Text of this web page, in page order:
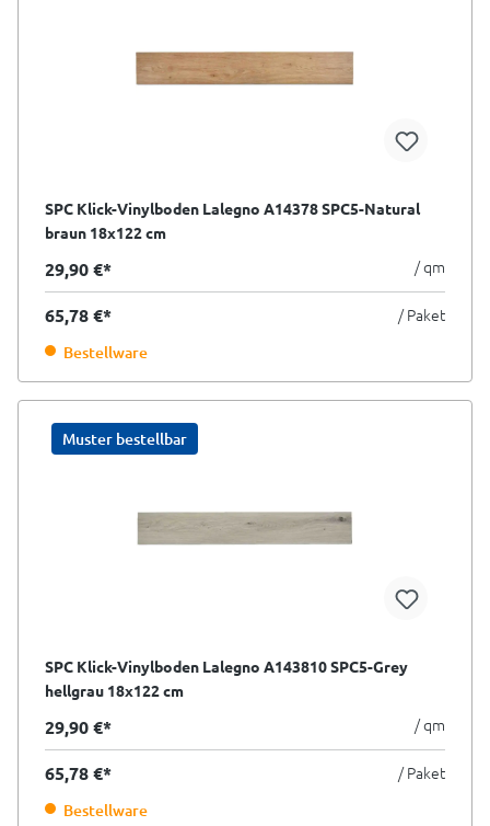
SPC Klick-Vinylboden Lalegno A14378 SPC5-Natural
braun 18x122 cm
29,90 €* / qm
65,78 €* / Paket
Bestellware
Muster bestellbar
SPC Klick-Vinylboden Lalegno A143810 SPC5-Grey
hellgrau 18x122 cm
29,90 €* / qm
65,78 €* / Paket
Bestellware